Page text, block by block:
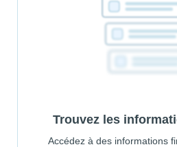
Trouvez les
Accédez à des informations